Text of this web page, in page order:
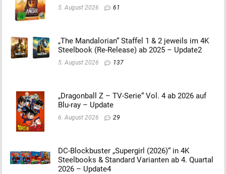
5. August 2026 61
„The Mandalorian“ Staffel 1 & 2 jeweils im 4K
Steelbook (Re-Release) ab 2025 – Update2
5. August 2026 137
„Dragonball Z – TV-Serie“ Vol. 4 ab 2026 auf
Blu-ray – Update
6. August 2026 29
DC-Blockbuster „Supergirl (2026)“ in 4K
Steelbooks & Standard Varianten ab 4. Quartal
2026 – Update4